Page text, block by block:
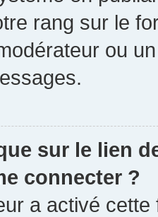
rang sur le
ou
sur le lien
connecter ?
a activé